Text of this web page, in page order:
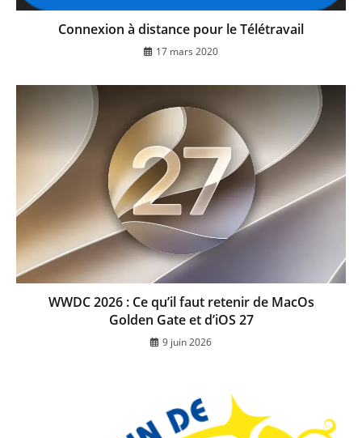
Connexion à distance pour le Télétravail
17 mars 2020
WWDC 2026 : Ce qu’il faut retenir de MacOs
Golden Gate et d’iOS 27
9 juin 2026